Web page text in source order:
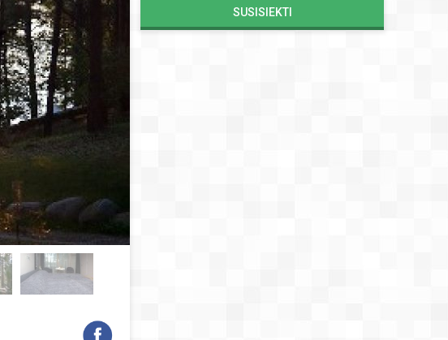
SUSISIEKTI